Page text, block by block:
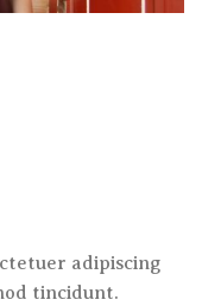
adipiscing
tincidunt.